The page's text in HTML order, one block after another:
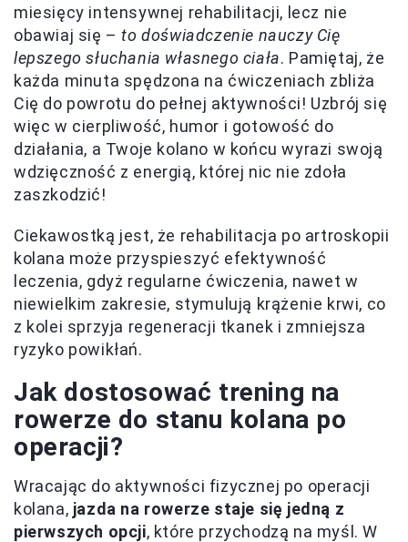
miesięcy intensywnej rehabilitacji, lecz nie
obawiaj się –to doświadczenie nauczy Cię
lepszego słuchania własnego ciała. Pamiętaj, że
każda minuta spędzona na ćwiczeniach zbliża
Cię do powrotu do pełnej aktywności! Uzbrój się
więc w cierpliwość, humor i gotowość do
działania, a Twoje kolano w końcu wyrazi swoją
wdzięczność z energią, której nic nie zdoła
zaszkodzić!
Ciekawostką jest, że rehabilitacja po artroskopii
kolana może przyspieszyć efektywność
leczenia, gdyż regularne ćwiczenia, nawet w
niewielkim zakresie, stymulują krążenie krwi, co
z kolei sprzyja regeneracji tkanek i zmniejsza
ryzyko powikłań.
Jak dostosować trening na
rowerze do stanu kolana po
operacji?
Wracając do aktywności fizycznej po operacji
kolana, jazda na rowerze staje się jedną z
pierwszych opcji, które przychodzą na myśl. W